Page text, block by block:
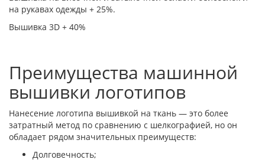
на рукавах одежды + 25%.
Вышивка 3D + 40%
Преимущества машинной
вышивки логотипов
Нанесение логотипа вышивкой на ткань — это более
затратный метод по сравнению с шелкографией, но он
обладает рядом значительных преимуществ:
Долговечность;